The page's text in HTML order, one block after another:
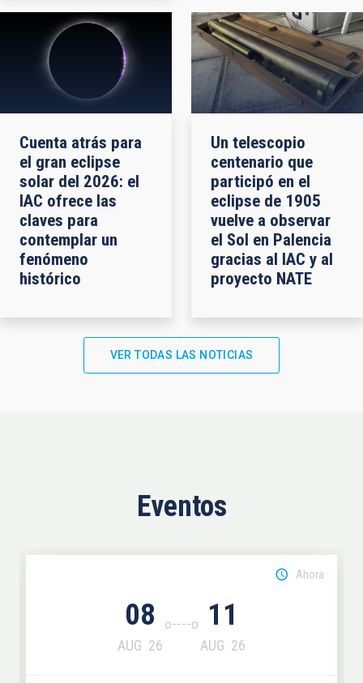
Cuenta atrás para
el gran eclipse
solar del 2026: el
IAC ofrece las
claves para
contemplar un
fenómeno
histórico
Un telescopio
centenario que
participó en el
eclipse de 1905
vuelve a observar
el Sol en Palencia
gracias al IAC y al
proyecto NATE
VER TODAS LAS NOTICIAS
Eventos
08
AUG 26
11
AUG 26
Ahora